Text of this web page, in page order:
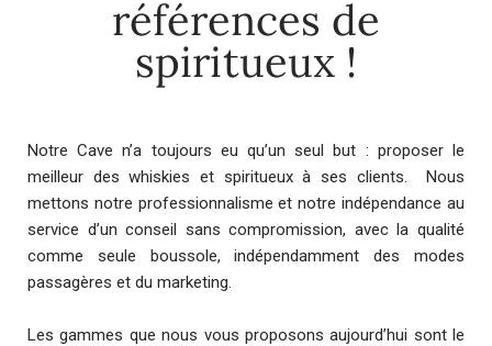
références de
spiritueux !
Notre Cave n’a toujours eu qu’un seul but : proposer le
meilleur des whiskies et spiritueux à ses clients. Nous
mettons notre professionnalisme et notre indépendance au
service d’un conseil sans compromission, avec la qualité
comme seule boussole, indépendamment des modes
passagères et du marketing.
Les gammes que nous vous proposons aujourd’hui sont le